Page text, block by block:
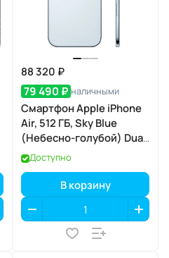
88 320 ₽
79 490 ₽ наличными
Смартфон Apple iPhone
Air, 512 ГБ, Sky Blue
(Небесно-голубой) Dual
eSIM
Доступно
В корзину